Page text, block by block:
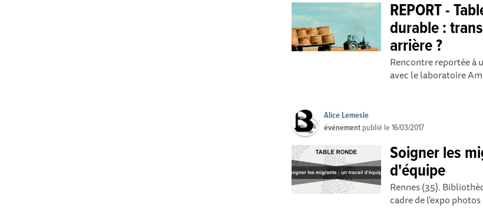
REPORT -
durable :
arrière ?
Rencontre reportée à
avec le laboratoire
Alice Lemesle
événement publié le16/03/2017
Soigner les
d'équipe
Rennes (35).
cadre de l'expo